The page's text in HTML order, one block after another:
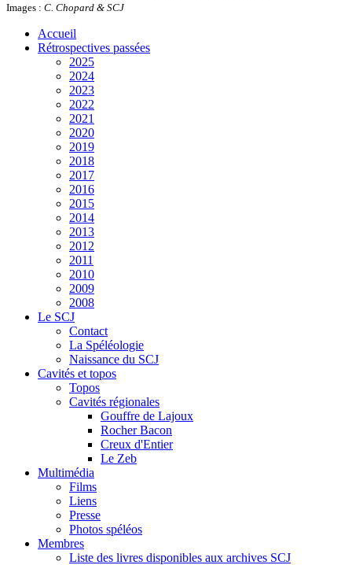
Images : C. Chopard & SCJ
Accueil
Rétrospectives passées
2025
2024
2023
2022
2021
2020
2019
2018
2017
2016
2015
2014
2013
2012
2011
2010
2009
2008
Le SCJ
Contact
La Spéléologie
Naissance du SCJ
Cavités et topos
Topos
Cavités régionales
Gouffre de Lajoux
Rocher Bacon
Creux d'Entier
Le Zeb
Multimédia
Films
Liens
Presse
Photos spéléos
Membres
Liste des livres disponibles aux archives SCJ